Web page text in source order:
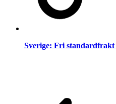
Sverige: Fri standardfrakt